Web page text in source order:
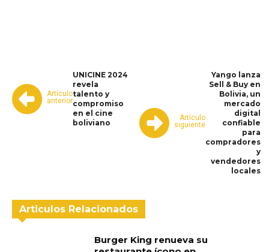
Artículo
anterior
UNICINE 2024
revela
talento y
compromiso
en el cine
boliviano
Artículo
siguiente
Yango lanza
Sell & Buy en
Bolivia, un
mercado
digital
confiable
para
compradores
y
vendedores
locales
Articulos Relacionados
Burger King renueva su